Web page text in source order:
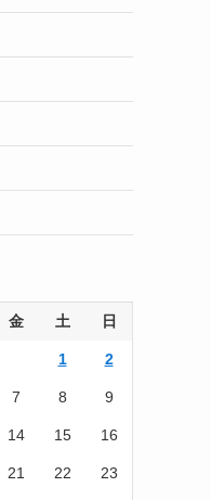
金 土 日
1 2
7 8 9
14 15 16
21 22 23